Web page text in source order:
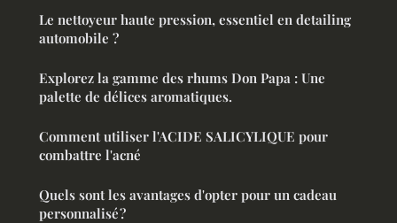
Le nettoyeur haute pression, essentiel en detailing
automobile ?
Explorez la gamme des rhums Don Papa : Une
palette de délices aromatiques.
Comment utiliser l'ACIDE SALICYLIQUE pour
combattre l'acné
Quels sont les avantages d'opter pour un cadeau
personnalisé ?